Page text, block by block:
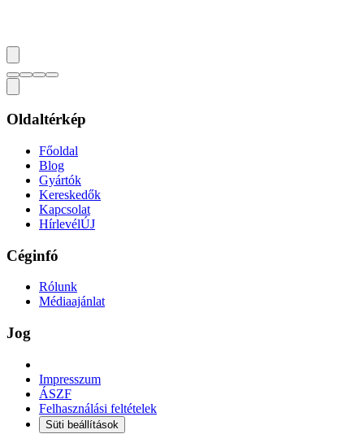
Oldaltérkép
Főoldal
Blog
Gyártók
Kereskedők
Kapcsolat
HírlevélÚJ
Céginfó
Rólunk
Médiaajánlat
Jog
Impresszum
ÁSZF
Felhasználási feltételek
Süti beállítások